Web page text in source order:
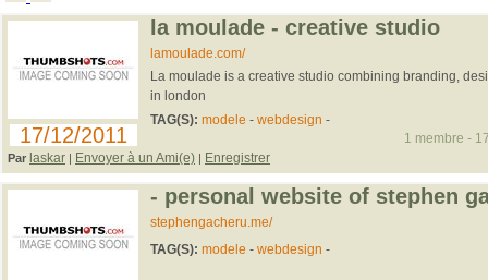
17/12/2011
la moulade - creative studio
lamoulade.com/
La moulade is a creative studio combining branding,
in london
TAG(S): modele - webdesign -
Par laskar | Envoyer à un Ami(e) | Enregistrer
1 membre -
- personal website of stephen
stephengacheru.me/
TAG(S): modele - webdesign -